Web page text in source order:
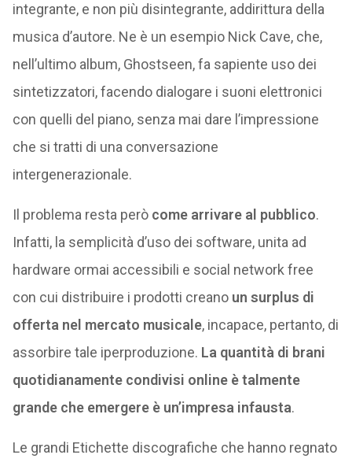
integrante, e non più disintegrante, addirittura della
musica d’autore. Ne è un esempio Nick Cave, che,
nell’ultimo album, Ghostseen, fa sapiente uso dei
sintetizzatori, facendo dialogare i suoni elettronici
con quelli del piano, senza mai dare l’impressione
che si tratti di una conversazione
intergenerazionale.
Il problema resta però come arrivare al pubblico.
Infatti, la semplicità d’uso dei software, unita ad
hardware ormai accessibili e social network free
con cui distribuire i prodotti creano un surplus di
offerta nel mercato musicale, incapace, pertanto, di
assorbire tale iperproduzione. La quantità di brani
quotidianamente condivisi online è talmente
grande che emergere è un’impresa infausta.
Le grandi Etichette discografiche che hanno regnato